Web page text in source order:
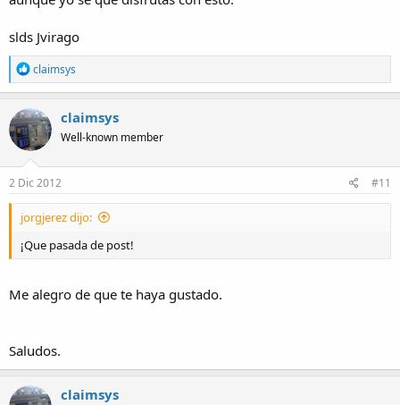
slds Jvirago
R
e
a
c
t
i
o
n
s
claimsys
claimsys
Well-known member
2 Dic 2012 #11
jorgjerez dijo:
¡Que pasada de post!
Me alegro de que te haya gustado.
Saludos.
claimsys